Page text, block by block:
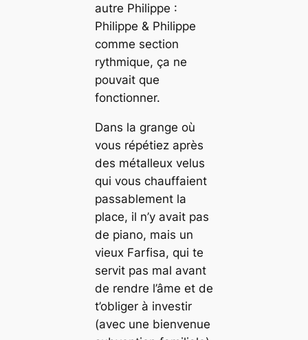
autre Philippe :
Philippe & Philippe
comme section
rythmique, ça ne
pouvait que
fonctionner.
Dans la grange où
vous répétiez après
des métalleux velus
qui vous chauffaient
passablement la
place, il n’y avait pas
de piano, mais un
vieux Farfisa, qui te
servit pas mal avant
de rendre l’âme et de
t’obliger à investir
(avec une bienvenue